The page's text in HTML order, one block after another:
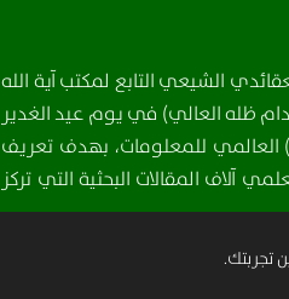
الشيعي التابع لمكتب آية الله
ظله العالي) في يوم عيد الغدير
(ع) العالمي للمعلومات، بهدف تعريف
آلاف المقالات البحثية التي تركز
تجربتك.